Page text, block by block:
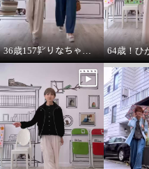
36歳157㌢りなちゃんは60㌢丈、64歳163㌢のひがしは65㌢丈を履く